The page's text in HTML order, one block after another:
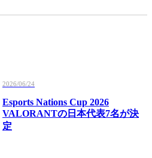
2026/06/24
Esports Nations Cup 2026
VALORANTの日本代表7名が決
定